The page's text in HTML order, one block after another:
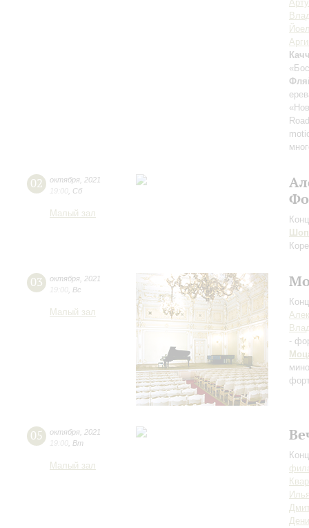
02 октября 2021
19:00 Сб
Малый зал
03 октября 2021
19:00 Вс
Малый зал
-
05 октября 2021
19:00 Вт
Малый зал